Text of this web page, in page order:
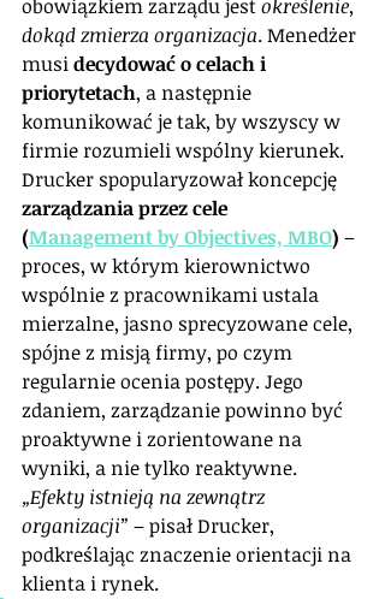
obowiązkiem zarządu jest określenie,
dokąd zmierza organizacja. Menedżer
musi decydować o celach i
priorytetach, a następnie
komunikować je tak, by wszyscy w
firmie rozumieli wspólny kierunek.
Drucker spopularyzował koncepcję
zarządzania przez cele
(Management by Objectives, MBO) –
proces, w którym kierownictwo
wspólnie z pracownikami ustala
mierzalne, jasno sprecyzowane cele,
spójne z misją firmy, po czym
regularnie ocenia postępy. Jego
zdaniem, zarządzanie powinno być
proaktywne i zorientowane na
wyniki, a nie tylko reaktywne.
„Efekty istnieją na zewnątrz
organizacji” – pisał Drucker,
podkreślając znaczenie orientacji na
klienta i rynek.